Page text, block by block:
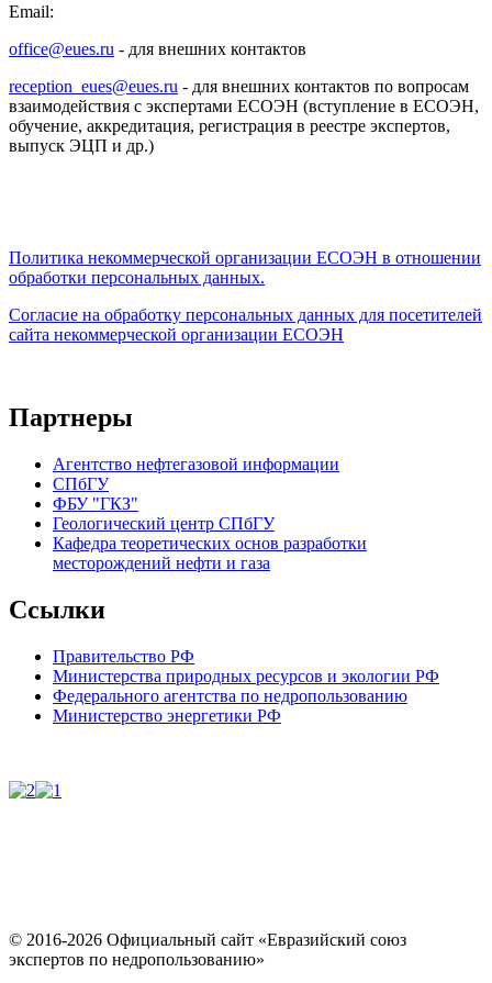
Email:
office@eues.ru - для внешних контактов
reception_eues@eues.ru - для внешних контактов по вопросам
взаимодействия с экспертами ЕСОЭН (вступление в ЕСОЭН,
обучение, аккредитация, регистрация в реестре экспертов,
выпуск ЭЦП и др.)
Политика некоммерческой организации ЕСОЭН в отношении
обработки персональных данных.
Согласие на обработку персональных данных для посетителей
сайта некоммерческой организации ЕСОЭН
Партнеры
Агентство нефтегазовой информации
СПбГУ
ФБУ "ГКЗ"
Геологический центр СПбГУ
Кафедра теоретических основ разработки
месторождений нефти и газа
Ссылки
Правительство РФ
Министерства природных ресурсов и экологии РФ
Федерального агентства по недропользованию
Министерство энергетики РФ
© 2016-2026 Официальный сайт «Евразийский союз
экспертов по недропользованию»